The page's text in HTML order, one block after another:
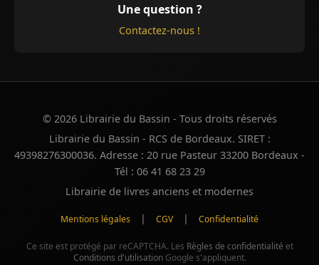
Une question ?
Contactez-nous !
© 2026 Librairie du Bassin - Tous droits réservés
Librairie du Bassin - RCS de Bordeaux. SIRET :
49398276300036. Adresse : 20 rue Pasteur 33200 Bordeaux -
Tél : 06 41 68 23 29
Librairie de livres anciens et modernes
Mentions légales | CGV | Confidentialité
Ce site est protégé par reCAPTCHA. Les Règles de confidentialité et
Conditions d'utilisationGoogle s'appliquent.